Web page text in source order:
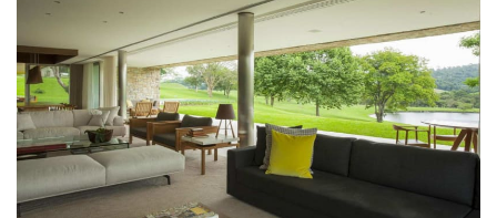
Zahrada
Design
Sledujte prima+
Přihlášení